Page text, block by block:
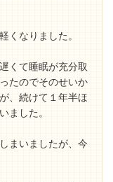
くなりました。
くて睡眠が充分取
たのでそのせいか
、続けて１年半ほ
ました。
まいましたが、今